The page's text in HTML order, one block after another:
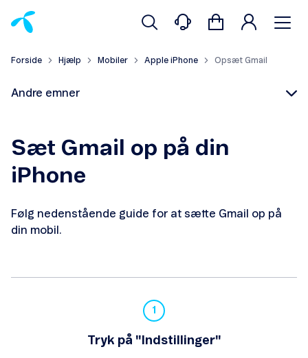
Forside Hjælp Mobiler Apple iPhone Opsæt Gmail
Andre emner
Overfør kontakter
Sæt Gmail op på din
iPhone
Følg nedenstående guide for at sætte Gmail op på
din mobil.
Tryk på "Indstillinger"